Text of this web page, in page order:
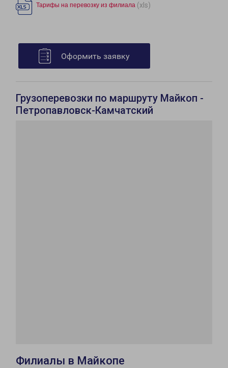
Тарифы на перевозку из филиала (xls)
Оформить заявку
Грузоперевозки по маршруту Майкоп -
Петропавловск-Камчатский
Филиалы в Майкопе